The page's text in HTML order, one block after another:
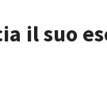
il suo